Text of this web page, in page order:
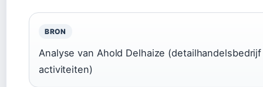
BRON
Analyse van Ahold Delhaize
activiteiten)